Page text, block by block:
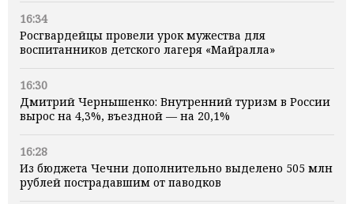
16:34
Росгвардейцы провели урок мужества для
воспитанников детского лагеря «Майралла»
16:30
Дмитрий Чернышенко: Внутренний туризм в России
вырос на 4,3%, въездной — на 20,1%
16:28
Из бюджета Чечни дополнительно выделено 505 млн
рублей пострадавшим от паводков